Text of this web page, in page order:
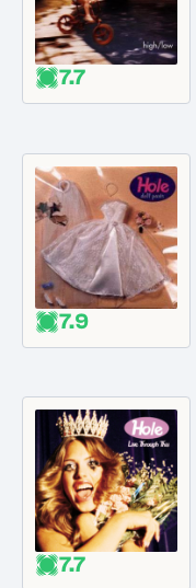
7.7
7.9
7.7